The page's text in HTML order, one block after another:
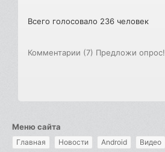
Всего голосовало 236 человек
Комментарии (7) Предложи опрос!
Меню сайта
Главная Новости Android Видео